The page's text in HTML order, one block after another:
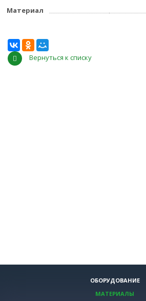
Материал
Вернуться к списку
ОБОРУДОВАНИЕ
МАТЕРИАЛЫ